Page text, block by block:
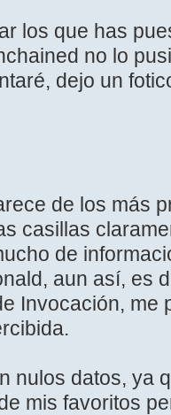
los que has
no lo
dejo un
de los más
casillas
de
aun así, es
Invocación, me
nulos datos, ya
mis favoritos